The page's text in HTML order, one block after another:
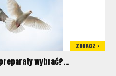
ZOBACZ >
wybrać?...